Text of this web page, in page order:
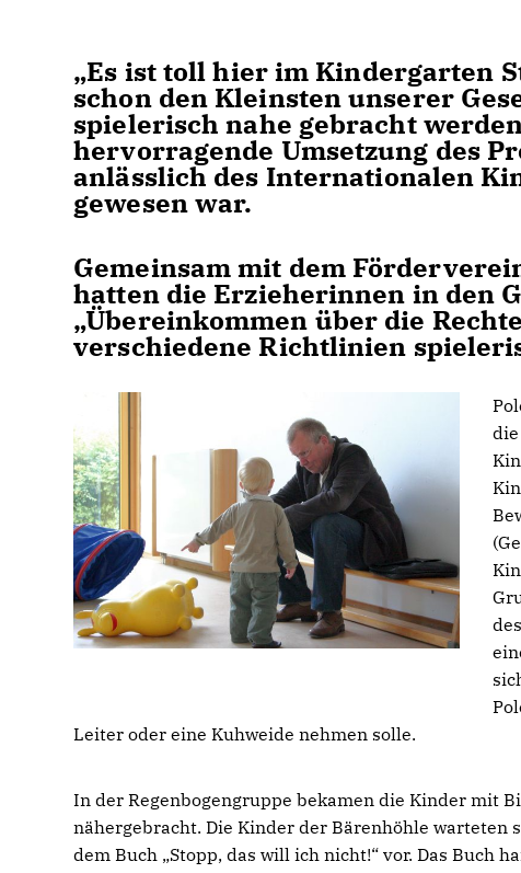
Es ist toll hier im Kindergarten
schon den Kleinsten unserer
spielerisch nahe gebracht
hervorragende Umsetzung des
anlässlich des Internationalen
gewesen war.
Gemeinsam mit dem
hatten die Erzieherinnen in den
Übereinkommen über die
verschiedene Richtlinien
Leiter oder eine Kuhweide nehmen solle.
In der Regenbogengruppe bekamen die Kinder mit
nähergebracht. Die Kinder der Bärenhöhle warteten
dem Buch „Stopp, das will ich nicht!“ vor. Das Buch